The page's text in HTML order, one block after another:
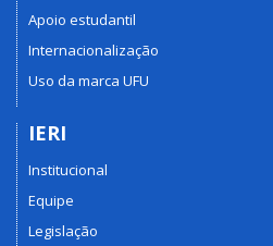
Apoio estudantil
Internacionalização
Uso da marca UFU
IERI
Institucional
Equipe
Legislação